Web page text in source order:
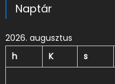
Naptár
2026. augusztus
h
K s